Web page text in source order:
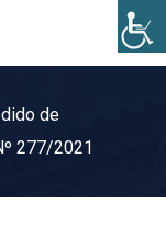
de
277/2021